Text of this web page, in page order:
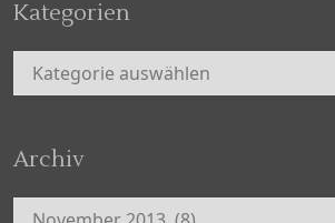
Kategorien
Kategorien
Archiv
Archiv